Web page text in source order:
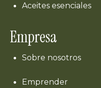
Aceites esenciales
Empresa
Sobre nosotros
Emprender